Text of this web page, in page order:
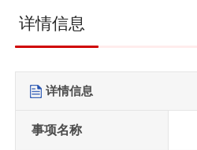
详情信息
详情信息
事项名称